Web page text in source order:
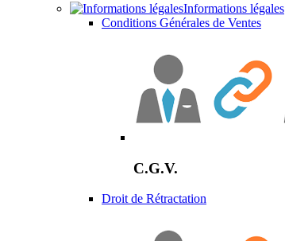
Informations légales
Conditions Générales de Ventes
C.G.V.
Droit de Rétractation